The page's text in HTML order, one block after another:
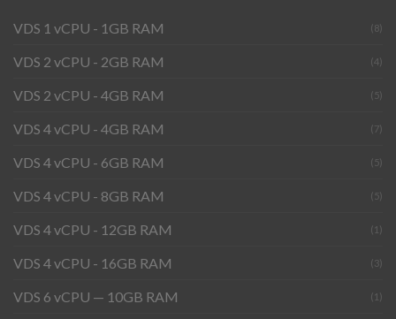
VDS 1 vCPU - 1GB RAM (8)
VDS 2 vCPU - 2GB RAM (4)
VDS 2 vCPU - 4GB RAM (5)
VDS 4 vCPU - 4GB RAM (7)
VDS 4 vCPU - 6GB RAM (5)
VDS 4 vCPU - 8GB RAM (5)
VDS 4 vCPU - 12GB RAM (1)
VDS 4 vCPU - 16GB RAM (3)
VDS 6 vCPU — 10GB RAM (1)